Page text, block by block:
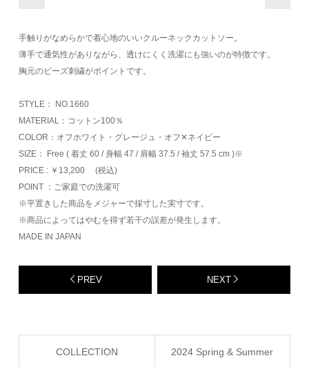
手触りがなめらかで着心地のいいクルーネックカットソー。
薄手で通気性がありながら、透けにくく洗濯にも強いのが特徴です。
胸元のビーズ刺繍がポイントです。
STYLE： NO.1660
MATERIAL：コットン100％
COLOR：オフホワイト・グレージュ・オフ✕ネイビー
SIZE： Free ( 着丈 60 / 身幅 47 / 肩幅 37.5 / 袖丈 57.5 cm )※
PRICE : ￥13,200 (税込)
POINT ：ご家庭での洗濯可
※平置きした商品をメジャーで採寸した実寸です。
※商品によってはやむを得ず若干の誤差が発生します。
MADE IN JAPAN
PREV NEXT
COLLECTION 2024 Spring & Summer